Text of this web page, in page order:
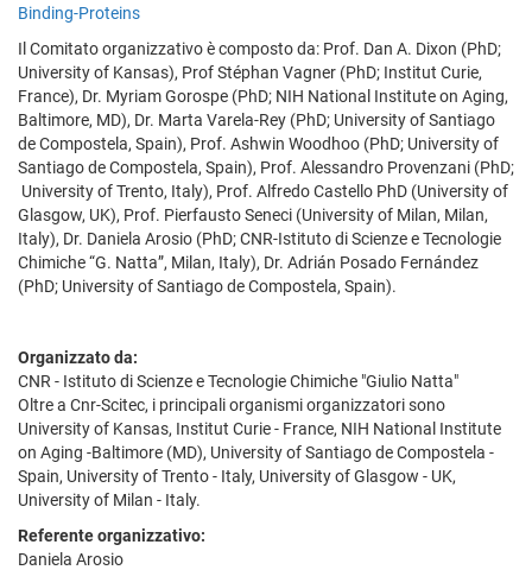
Binding-Proteins
Il Comitato organizzativo è composto da: Prof. Dan A. Dixon (PhD;
University of Kansas), Prof Stéphan Vagner (PhD; Institut Curie,
France), Dr. Myriam Gorospe (PhD; NIH National Institute on Aging,
Baltimore, MD), Dr. Marta Varela-Rey (PhD; University of Santiago
de Compostela, Spain), Prof. Ashwin Woodhoo (PhD; University of
Santiago de Compostela, Spain), Prof. Alessandro Provenzani (PhD;
University of Trento, Italy), Prof. Alfredo Castello PhD (University of
Glasgow, UK), Prof. Pierfausto Seneci (University of Milan, Milan,
Italy), Dr. Daniela Arosio (PhD; CNR-Istituto di Scienze e Tecnologie
Chimiche “G. Natta”, Milan, Italy), Dr. Adrián Posado Fernández
(PhD; University of Santiago de Compostela, Spain).
Organizzato da:
CNR - Istituto di Scienze e Tecnologie Chimiche "Giulio Natta"
Oltre a Cnr-Scitec, i principali organismi organizzatori sono
University of Kansas, Institut Curie - France, NIH National Institute
on Aging -Baltimore (MD), University of Santiago de Compostela -
Spain, University of Trento - Italy, University of Glasgow - UK,
University of Milan - Italy.
Referente organizzativo:
Daniela Arosio